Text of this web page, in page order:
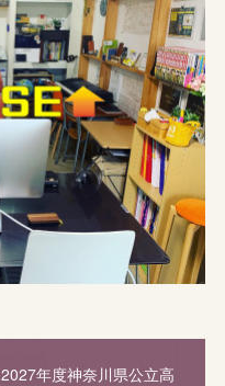
2027年度神奈川県公立高